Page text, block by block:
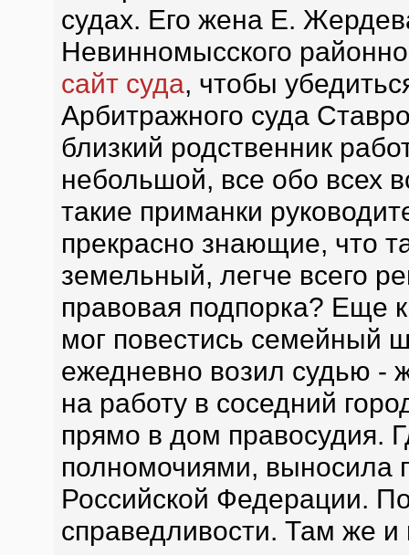
судах. Его жена Е.
Невинномысского
сайт суда, чтобы
Арбитражного суда
близкий родственник
небольшой, все обо всех
такие приманки
прекрасно знающие, что
земельный, легче всего
правовая подпорка? Еще
мог повестись семейный
ежедневно возил судью -
на работу в соседний
прямо в дом правосудия.
полномочиями, выносила
Российской Федерации.
справедливости. Там же